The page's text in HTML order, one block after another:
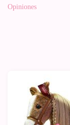
Opiniones